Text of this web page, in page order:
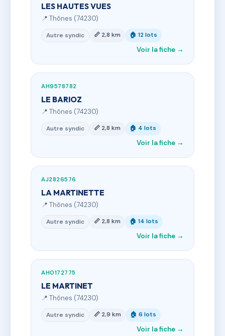
LES HAUTES VUES
📍 Thônes (74230)
Autre syndic 📏 2,8 km 🏠 12 lots
Voir la fiche →
AH9578782
LE BARIOZ
📍 Thônes (74230)
Autre syndic 📏 2,8 km 🏠 4 lots
Voir la fiche →
AJ2826576
LA MARTINETTE
📍 Thônes (74230)
Autre syndic 📏 2,8 km 🏠 14 lots
Voir la fiche →
AH0172775
LE MARTINET
📍 Thônes (74230)
Autre syndic 📏 2,9 km 🏠 6 lots
Voir la fiche →